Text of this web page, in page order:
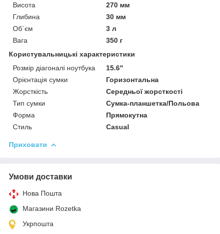
Висота
270 мм
Глибина
30 мм
Об`єм
3 л
Вага
350 г
Користувальницькі характеристики
Розмір діагоналі ноутбука
15.6"
Орієнтація сумки
Горизонтальна
Жорсткість
Середньої жорсткості
Тип сумки
Сумка-планшетка/Польова
Форма
Прямокутна
Стиль
Casual
Приховати
Умови доставки
Нова Пошта
Магазини Rozetka
Укрпошта